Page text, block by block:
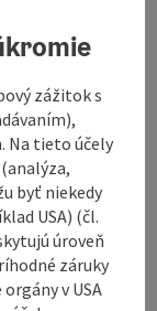
arena is
enjoy a
route
and takes
the
you begin
zážitok s
Na tieto účely
byť niekedy
USA) (čl.
úroveň
záruky
v USA